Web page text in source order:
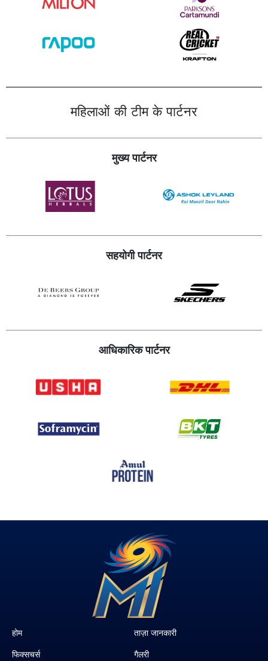
महिलाओं की टीम के पार्टनर
मुख्य पार्टनर
सहयोगी पार्टनर
आधिकारिक पार्टनर
होम
फिक्सचर्स
ताज़ा जानकारी
गैलरी